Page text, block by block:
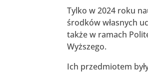
Tylko w 2024 roku
środków własnych
także w ramach
Wyższego.
Ich przedmiotem